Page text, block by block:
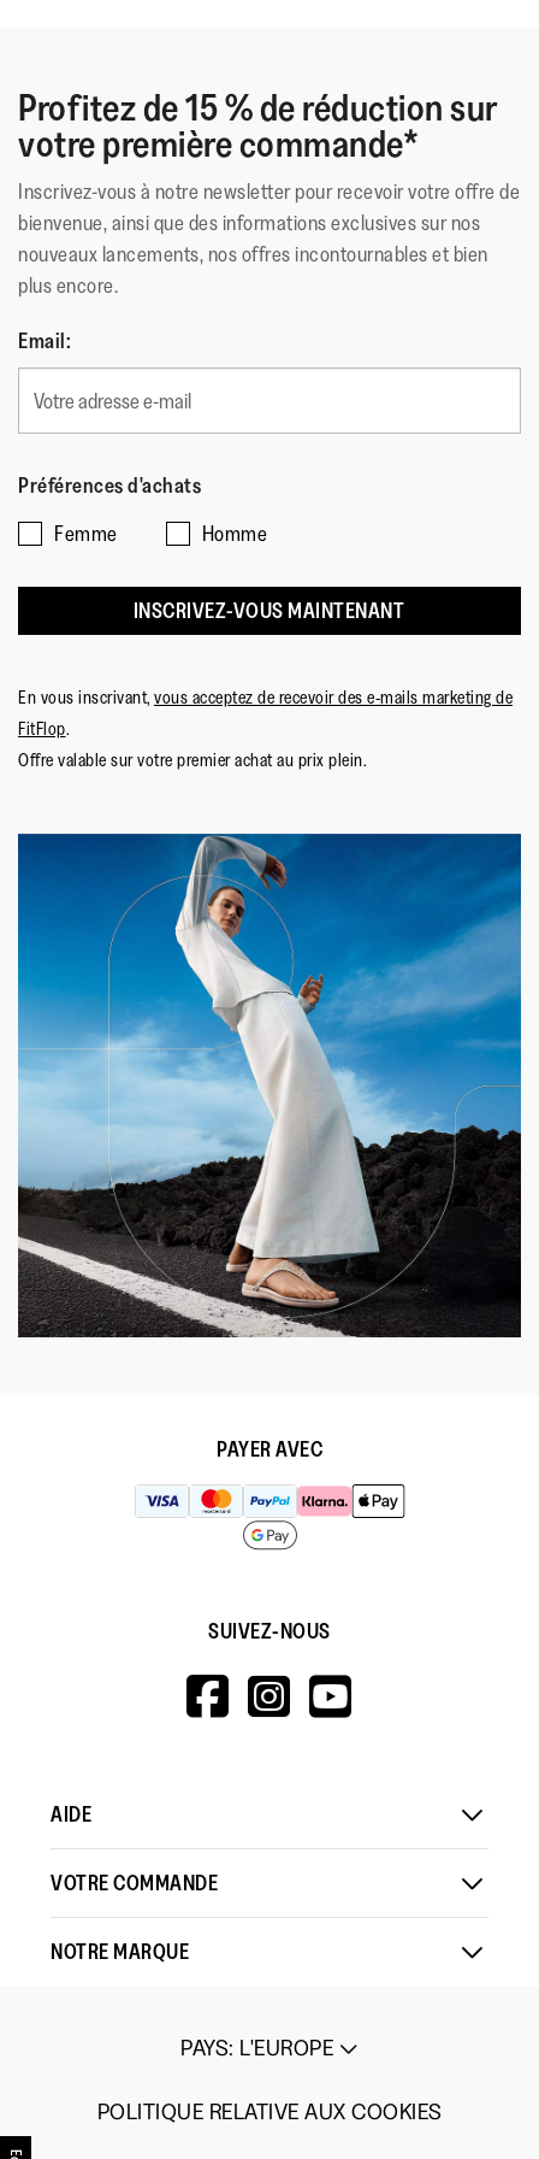
Profitez de 15 % de réduction sur
votre première commande*
Inscrivez-vous à notre newsletter pour recevoir votre offre de
bienvenue, ainsi que des informations exclusives sur nos
nouveaux lancements, nos offres incontournables et bien
plus encore.
Email:
Préférences d'achats
Femme
Homme
INSCRIVEZ-VOUS MAINTENANT
En vous inscrivant, vous acceptez de recevoir des e-mails marketing de
FitFlop.
Offre valable sur votre premier achat au prix plein.
PAYER AVEC
SUIVEZ-NOUS
HTTPS://
HTTPS://
AIDE
VOTRE COMMANDE
NOTRE MARQUE
PAYS: L'EUROPE
POLITIQUE RELATIVE AUX COOKIES